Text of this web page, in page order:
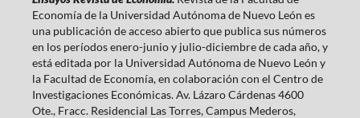
Economía de la Universidad Autónoma de Nuevo León es
una publicación de acceso abierto que publica sus números
en los períodos enero-junio y julio-diciembre de cada año, y
está editada por la Universidad Autónoma de Nuevo León y
la Facultad de Economía, en colaboración con el Centro de
Investigaciones Económicas. Av. Lázaro Cárdenas 4600
Ote., Fracc. Residencial Las Torres, Campus Mederos,